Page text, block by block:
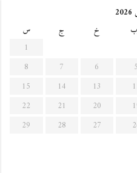
خ ج
س
1
5
6
7
8
13
14
15
20
21
22
27
28
29